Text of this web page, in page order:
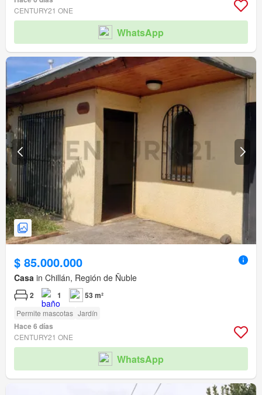
CENTURY21 ONE
WhatsApp
$ 85.000.000
Casa in Chillán, Región de Ñuble
2 1 53 m²
Permite mascotas Jardín
Hace 6 días
CENTURY21 ONE
WhatsApp